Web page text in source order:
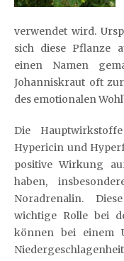
verwendet wird.
sich diese Pflanze
einen Namen
Johanniskraut oft
des emotionalen
Die
Hypericin und
positive Wirkung
haben,
Noradrenalin.
wichtige Rolle bei
können bei einem